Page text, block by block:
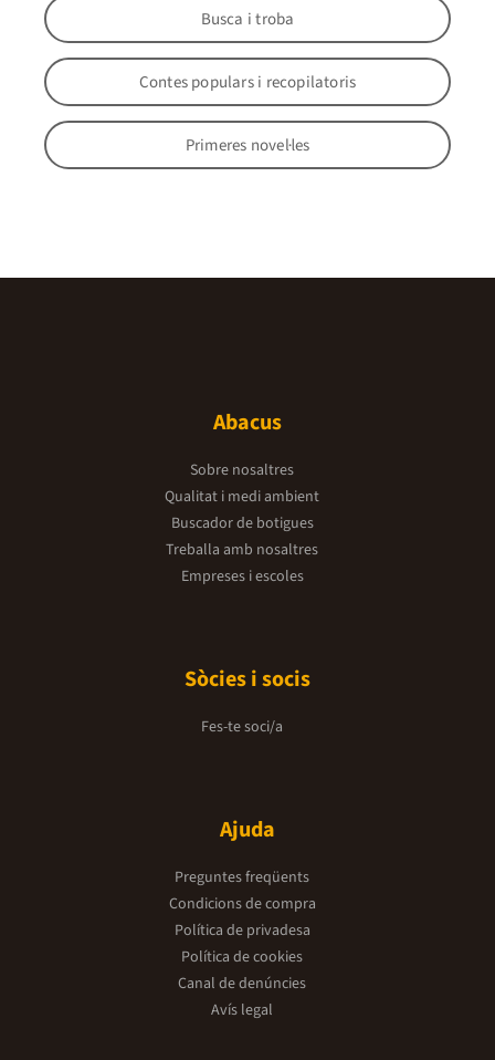
Busca i troba
Contes populars i recopilatoris
Primeres novel·les
Abacus
Sobre nosaltres
Qualitat i medi ambient
Buscador de botigues
Treballa amb nosaltres
Empreses i escoles
Sòcies i socis
Fes-te soci/a
Ajuda
Preguntes freqüents
Condicions de compra
Política de privadesa
Política de cookies
Canal de denúncies
Avís legal